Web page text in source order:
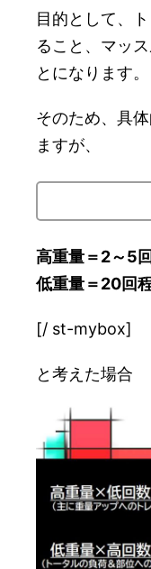
目的として、
ること、マッ
とになります。
そのため、具
ますが、
高重量＝2～5
低重量＝20回
[/ st-mybox]
と考えた場合